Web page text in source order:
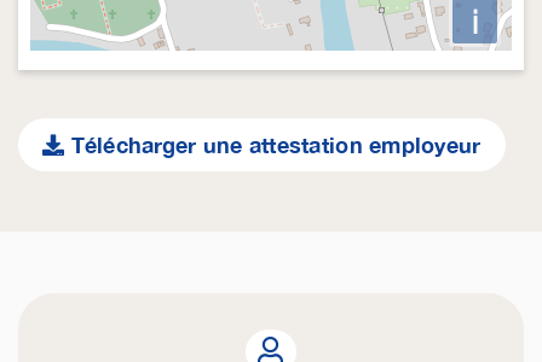
i
Télécharger une attestation employeur